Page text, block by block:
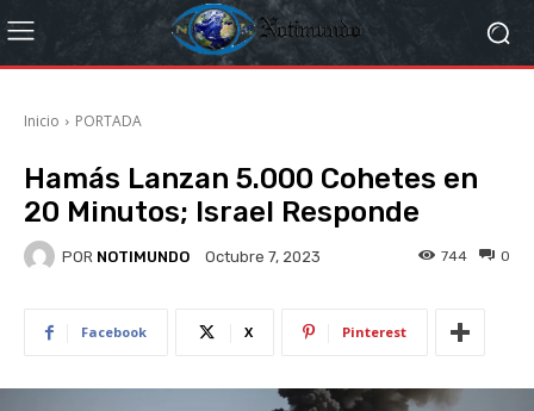
Inicio PORTADA
Hamás Lanzan 5.000 Cohetes en
20 Minutos; Israel Responde
POR NOTIMUNDO Octubre 7, 2023 0
744
Facebook X Pinterest